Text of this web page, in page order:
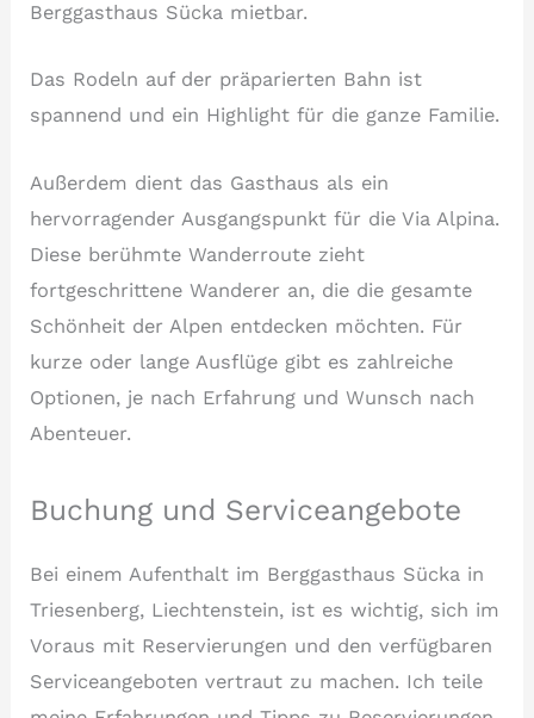
Berggasthaus Sücka mietbar.
Das Rodeln auf der präparierten Bahn ist
spannend und ein Highlight für die ganze Familie.
Außerdem dient das Gasthaus als ein
hervorragender Ausgangspunkt für die Via Alpina.
Diese berühmte Wanderroute zieht
fortgeschrittene Wanderer an, die die gesamte
Schönheit der Alpen entdecken möchten. Für
kurze oder lange Ausflüge gibt es zahlreiche
Optionen, je nach Erfahrung und Wunsch nach
Abenteuer.
Buchung und Serviceangebote
Bei einem Aufenthalt im Berggasthaus Sücka in
Triesenberg, Liechtenstein, ist es wichtig, sich im
Voraus mit Reservierungen und den verfügbaren
Serviceangeboten vertraut zu machen. Ich teile